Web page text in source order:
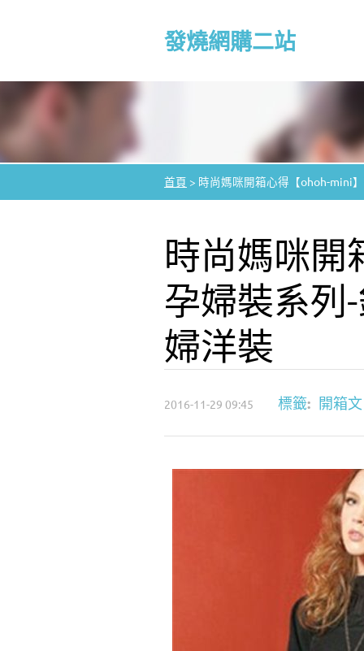
發燒網購二站
首頁 > 時尚媽咪開箱心得【ohoh-mini
時尚媽咪開
孕婦裝系列
婦洋裝
2016-11-29 09:45 標籤: 開箱文